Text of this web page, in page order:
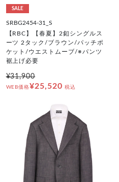
SALE
SRBG2454-31_S
【RBC】【春夏】2釦シングルス
ーツ 2タック/ブラウン/パッチポ
ケット/ウエストムーブ/※パンツ
裾上げ必要
¥31,900
WEB価格¥25,520 税込